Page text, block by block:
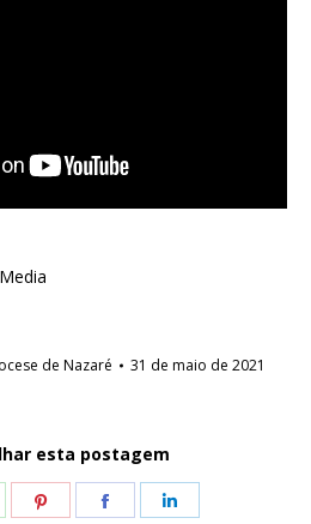
de Nazaré 31 de maio de 2021
esta postagem
Share
Share